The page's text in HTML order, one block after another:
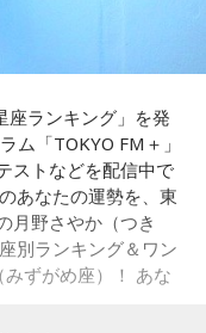
です。建物のレトロ
ハラミだとかハツ、
で、かなりおいしい
、ゴリさんは「エメ
リブステーキにつ
質がもうレベルが違
の魅力を紹介しまし
が続きました。
との思いから、クラ
机の上で松田聖子さ
を披露。最初は教室
なに無口だった転校
になり、「お前、お
に広がったといい
なる」と実感。
ればいい」という体
ランキング」を発
ム「TOKYO FM＋」
ストなどを配信中で
あなたの運勢を、東
月野さやか（つき
別ランキング＆ワン
ずがめ座）！ あな